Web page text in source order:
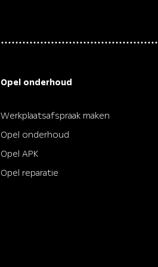
Vermoeidheids
Opel onderhoud
Werkplaatsafspraak maken
Opel onderhoud
Opel APK
Opel reparatie